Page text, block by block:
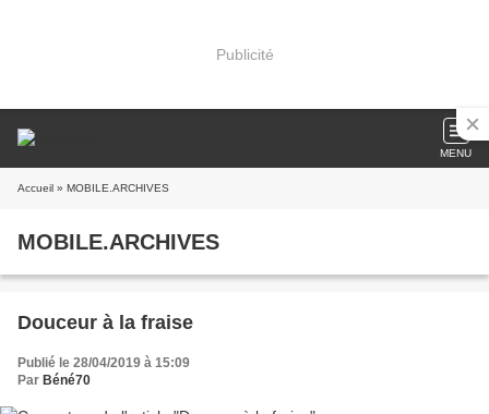
Publicité
MENU
Accueil » MOBILE.ARCHIVES
MOBILE.ARCHIVES
Douceur à la fraise
Publié le 28/04/2019 à 15:09
Par Béné70